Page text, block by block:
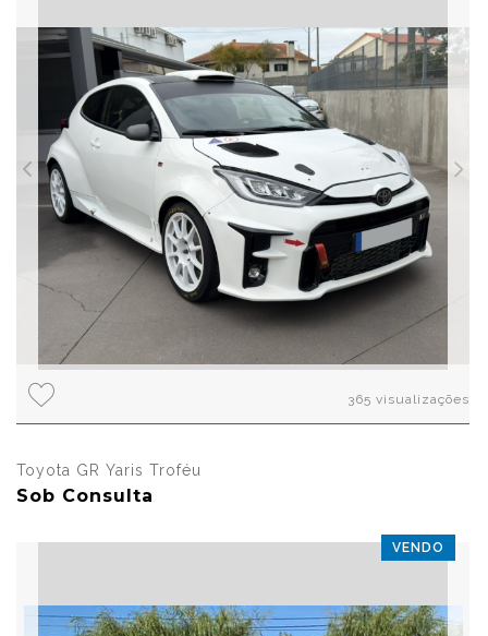
365 visualizações
Toyota GR Yaris Troféu
Sob Consulta
VENDO